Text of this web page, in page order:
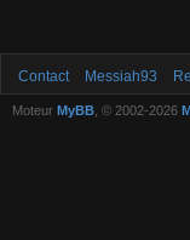
Contact Messiah93
Moteur MyBB , © 2002-2026